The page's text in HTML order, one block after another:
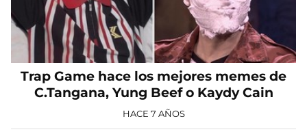
Trap Game hace los mejores memes de
C.Tangana, Yung Beef o Kaydy Cain
HACE 7 AÑOS